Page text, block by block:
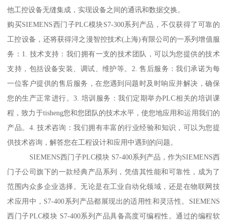
他工控设备无缝集成，实现设备之间的通讯和数据交换。
购买SIEMENS西门子PLC模块S7-300系列产品，不仅获得了可靠的
工控设备，还将获得浔之漫智控技术(上海)有限公司的一系列增值服
务：1. 技术支持：我们拥有一支的技术团队，可以为您提供的技术
支持，包括设备安装、调试、维护等。2. 售后服务：我们承诺为每
一位客户提供的售后服务，在您遇到问题时及时响应并解决，确保
您的生产正常进行。3. 培训服务：我们定期举办PLC相关的培训课
程，致力于tisheng您和您团队的技术水平，使您地应用和运用我们的
产品。4. 技术咨询：我们拥有丰富的行业经验和知识，可以为您提
供技术咨询，解答您在工程设计和应用中遇到的问题。
SIEMENS西门子PLC模块 S7-400系列产品，作为SIEMENS西
门子公司旗下的一款经典产品系列，凭借其性能和可靠性，成为了
范围内众多企业选择。无论是在工业自动化领域，还是在物联网技
术应用中，S7-400系列产品都展现出的适用性和灵活性。SIEMENS
西门子PLC模块 S7-400系列产品具备高度可编程性。通过的编程软